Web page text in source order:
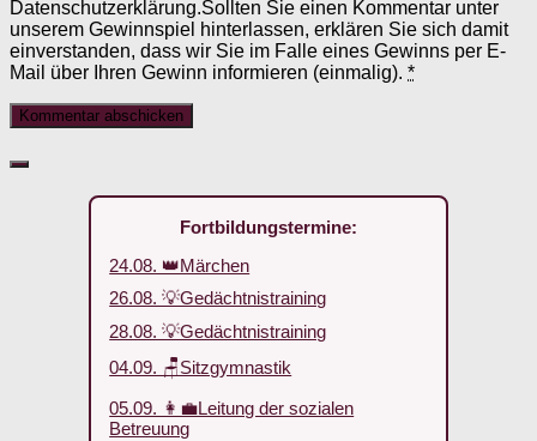
Datenschutzerklärung.Sollten Sie einen Kommentar unter
unserem Gewinnspiel hinterlassen, erklären Sie sich damit
einverstanden, dass wir Sie im Falle eines Gewinns per E-
Mail über Ihren Gewinn informieren (einmalig). *
Fortbildungstermine:
24.08. 👑Märchen
26.08. 💡Gedächtnistraining
28.08. 💡Gedächtnistraining
04.09. 🪑Sitzgymnastik
05.09. 👩‍💼Leitung der sozialen
Betreuung